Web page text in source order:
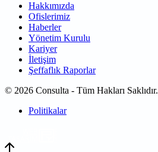
Hakkımızda
Ofislerimiz
Haberler
Yönetim Kurulu
Kariyer
İletişim
Şeffaflık Raporlar
© 2026 Consulta - Tüm Hakları Saklıdır.
Politikalar